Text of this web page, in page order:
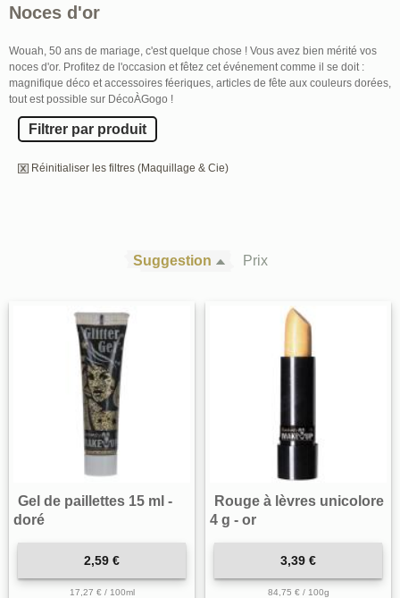
Noces d'or
Wouah, 50 ans de mariage, c'est quelque chose ! Vous avez bien mérité vos
noces d'or. Profitez de l'occasion et fêtez cet événement comme il se doit :
magnifique déco et accessoires féeriques, articles de fête aux couleurs dorées,
tout est possible sur DécoÀGogo !
Filtrer par produit
Réinitialiser les filtres (Maquillage & Cie)
Suggestion Prix
Gel de paillettes 15 ml -
doré
2,59 €
17,27 € / 100ml
Rouge à lèvres unicolore
4 g - or
3,39 €
84,75 € / 100g